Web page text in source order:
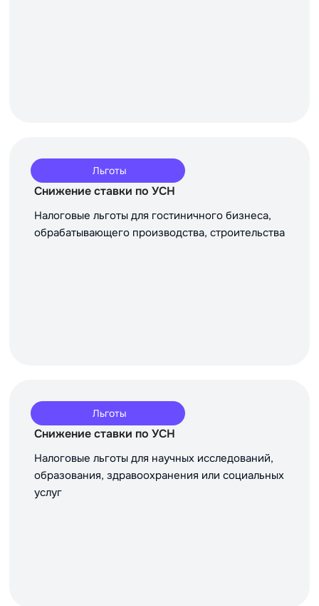
Льготы
Снижение ставки по УСН
Налоговые льготы для гостиничного бизнеса,
обрабатывающего производства, строительства
Льготы
Снижение ставки по УСН
Налоговые льготы для научных исследований,
образования, здравоохранения или социальных
услуг